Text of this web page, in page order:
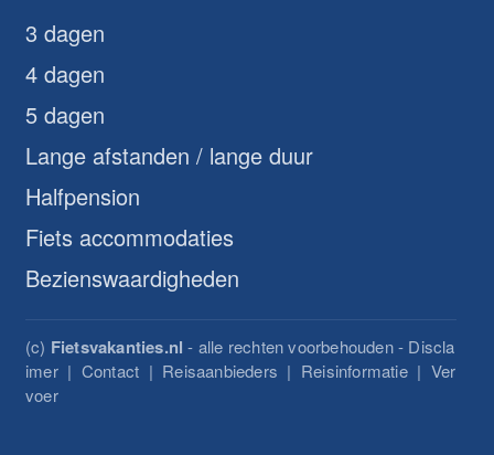
3 dagen
4 dagen
5 dagen
Lange afstanden / lange duur
Halfpension
Fiets accommodaties
Bezienswaardigheden
(c) Fietsvakanties.nl- alle rechten voorbehouden - Discla
imer| Contact | Reisaanbieders | Reisinformatie| Ver
voer